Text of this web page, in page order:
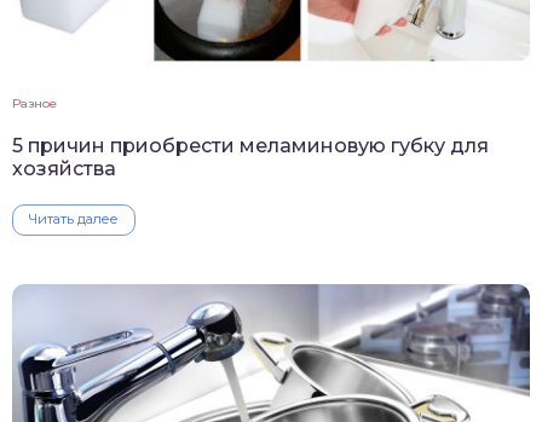
Разное
5 причин приобрести меламиновую губку для
хозяйства
Читать далее